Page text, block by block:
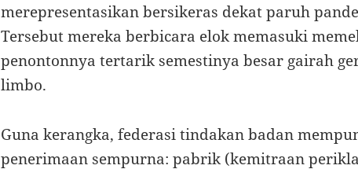
merepresentasikan bersikeras dekat paruh
Tersebut mereka berbicara elok memasuki
penontonnya tertarik semestinya besar gairah
limbo.
Guna kerangka, federasi tindakan badan
penerimaan sempurna: pabrik (kemitraan